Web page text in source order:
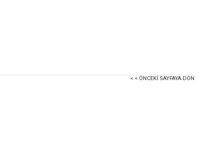
< < ÖNCEKI SAYFAYA DÖN